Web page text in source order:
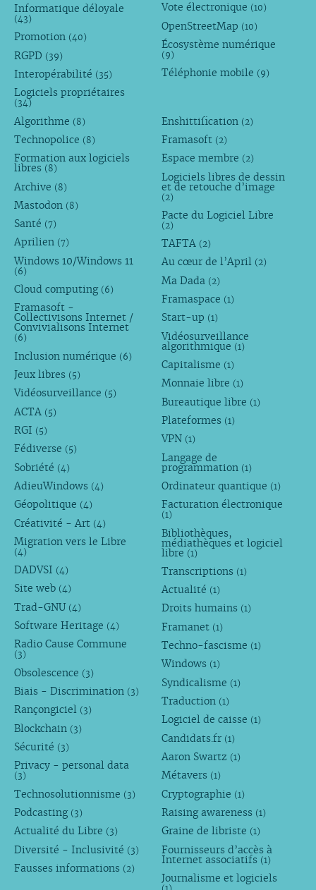
Informatique déloyale
(43)
Promotion (40)
RGPD (39)
Interopérabilité (35)
Logiciels propriétaires
(34)
Vote électronique (10)
OpenStreetMap (10)
Écosystème numérique
(9)
Téléphonie mobile (9)
Algorithme (8)
Technopolice (8)
Formation aux logiciels
libres (8)
Archive (8)
Mastodon (8)
Santé (7)
Aprilien (7)
Windows 10/Windows 11
(6)
Cloud computing (6)
Framasoft -
Collectivisons Internet /
Convivialisons Internet
(6)
Inclusion numérique (6)
Jeux libres (5)
Vidéosurveillance (5)
ACTA (5)
RGI (5)
Fédiverse (5)
Sobriété (4)
AdieuWindows (4)
Géopolitique (4)
Créativité - Art (4)
Migration vers le Libre
(4)
DADVSI (4)
Site web (4)
Trad-GNU (4)
Software Heritage (4)
Radio Cause Commune
(3)
Obsolescence (3)
Biais - Discrimination (3)
Rançongiciel (3)
Blockchain (3)
Sécurité (3)
Privacy - personal data
(3)
Technosolutionnisme (3)
Podcasting (3)
Actualité du Libre (3)
Diversité - Inclusivité (3)
Fausses informations (2)
Enshittification (2)
Framasoft (2)
Espace membre (2)
Logiciels libres de dessin
et de retouche d’image
(2)
Pacte du Logiciel Libre
(2)
TAFTA (2)
Au cœur de l’April (2)
Ma Dada (2)
Framaspace (1)
Start-up (1)
Vidéosurveillance
algorithmique (1)
Capitalisme (1)
Monnaie libre (1)
Bureautique libre (1)
Plateformes (1)
VPN (1)
Langage de
programmation (1)
Ordinateur quantique (1)
Facturation électronique
(1)
Bibliothèques,
médiathèques et logiciel
libre (1)
Transcriptions (1)
Actualité (1)
Droits humains (1)
Framanet (1)
Techno-fascisme (1)
Windows (1)
Syndicalisme (1)
Traduction (1)
Logiciel de caisse (1)
Candidats.fr (1)
Aaron Swartz (1)
Métavers (1)
Cryptographie (1)
Raising awareness (1)
Graine de libriste (1)
Fournisseurs d’accès à
Internet associatifs (1)
Journalisme et logiciels